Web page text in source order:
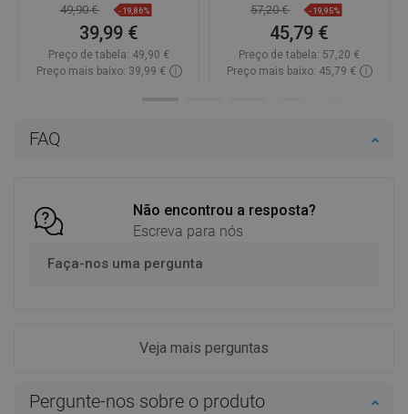
FAQ
Não encontrou a resposta?
Escreva para nós
Faça-nos uma pergunta
Veja mais perguntas
Pergunte-nos sobre o produto
49,90 € -19,86%
39,99 €
Preço de tabela: 49,90 €
Preço mais baixo: 39,99 €
57,20 € -19,95%
45,79 €
Preço de tabela: 57,20 €
Preço mais baixo: 45,79 €